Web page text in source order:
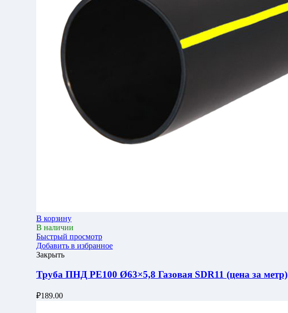
В корзину
В наличии
Быстрый просмотр
Добавить в избранное
Закрыть
Труба ПНД РЕ100 Ø63×5,8 Газовая SDR11 (цена за метр)
₽189.00